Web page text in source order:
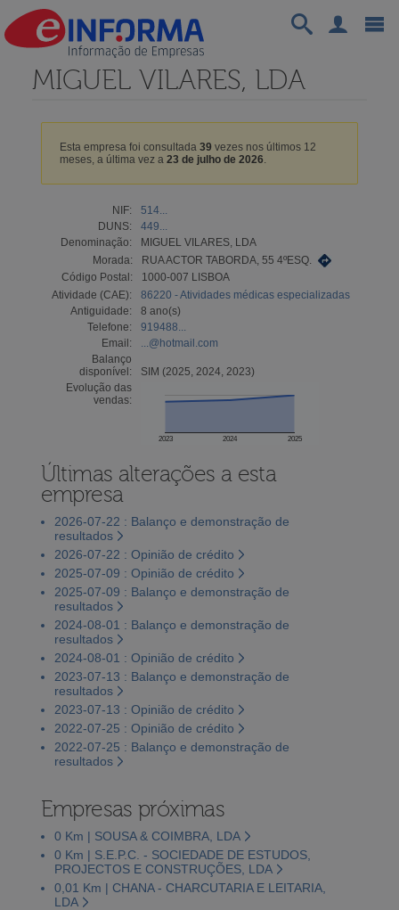
MIGUEL VILARES, LDA
Esta empresa foi consultada 39 vezes nos últimos 12
meses, a última vez a 23 de julho de 2026.
NIF:
514...
DUNS:
449...
Denominação:
MIGUEL VILARES, LDA
Morada:
RUA ACTOR TABORDA, 55 4ºESQ.
Código Postal:
1000-007 LISBOA
Atividade (CAE):
86220 - Atividades médicas especializadas
Antiguidade:
8 ano(s)
Telefone:
919488...
Email:
...@hotmail.com
Balanço
disponível:
SIM (2025, 2024, 2023)
Evolução das
vendas:
2023 2024 2025
Últimas alterações a esta
empresa
2026-07-22 : Balanço e demonstração de
resultados
2026-07-22 : Opinião de crédito
2025-07-09 : Opinião de crédito
2025-07-09 : Balanço e demonstração de
resultados
2024-08-01 : Balanço e demonstração de
resultados
2024-08-01 : Opinião de crédito
2023-07-13 : Balanço e demonstração de
resultados
2023-07-13 : Opinião de crédito
2022-07-25 : Opinião de crédito
2022-07-25 : Balanço e demonstração de
resultados
Empresas próximas
0 Km | SOUSA & COIMBRA, LDA
0 Km | S.E.P.C. - SOCIEDADE DE ESTUDOS,
PROJECTOS E CONSTRUÇÕES, LDA
0,01 Km | CHANA - CHARCUTARIA E LEITARIA,
LDA